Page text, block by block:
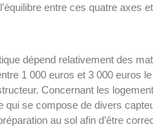
entre ces quatre axes
dépend relativement des
1 000 euros et 3 000 euros
Concernant les
se compose de divers
au sol afin d’être